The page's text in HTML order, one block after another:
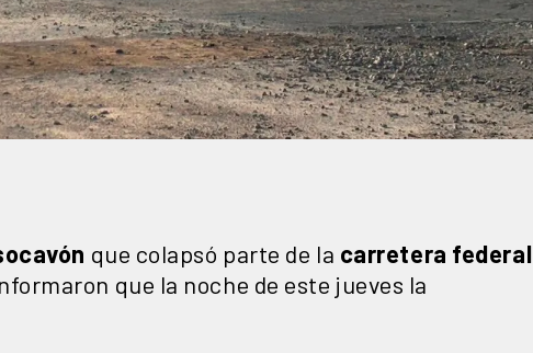
que colapsó parte de la carretera federal
que la noche de este jueves la